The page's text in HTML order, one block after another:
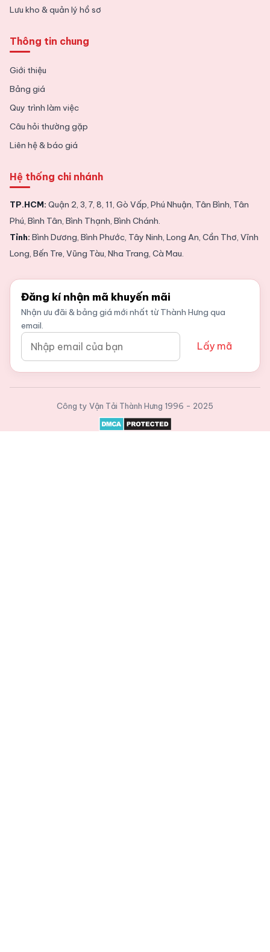
Lưu kho & quản lý hồ sơ
Thông tin chung
Giới thiệu
Bảng giá
Quy trình làm việc
Câu hỏi thường gặp
Liên hệ & báo giá
Hệ thống chi nhánh
TP.HCM: Quận 2, 3, 7, 8, 11, Gò Vấp, Phú Nhuận, Tân Bình, Tân
Phú, Bình Tân, Bình Thạnh, Bình Chánh.
Tỉnh: Bình Dương, Bình Phước, Tây Ninh, Long An, Cần Thơ, Vĩnh
Long, Bến Tre, Vũng Tàu, Nha Trang, Cà Mau.
Đăng kí nhận mã khuyến mãi
Nhận ưu đãi & bảng giá mới nhất từ Thành Hưng qua
email.
Lấy mã
Công ty Vận Tải Thành Hưng 1996 - 2025